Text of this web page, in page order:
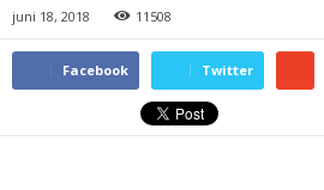
juni 18, 2018 11508
Facebook Twitter